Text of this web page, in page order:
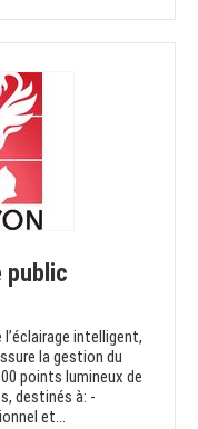
public
intelligent,
la gestion du
points lumineux de
destinés à: -
et...